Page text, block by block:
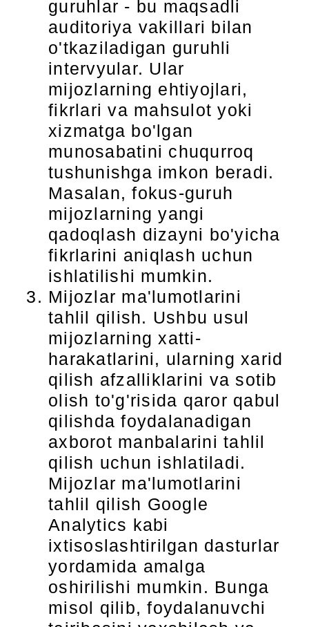
guruhlar - bu maqsadli
auditoriya vakillari bilan
o'tkaziladigan guruhli
intervyular. Ular
mijozlarning ehtiyojlari,
fikrlari va mahsulot yoki
xizmatga bo'lgan
munosabatini chuqurroq
tushunishga imkon beradi.
Masalan, fokus-guruh
mijozlarning yangi
qadoqlash dizayni bo'yicha
fikrlarini aniqlash uchun
ishlatilishi mumkin.
Mijozlar ma'lumotlarini
tahlil qilish. Ushbu usul
mijozlarning xatti-
harakatlarini, ularning xarid
qilish afzalliklarini va sotib
olish to'g'risida qaror qabul
qilishda foydalanadigan
axborot manbalarini tahlil
qilish uchun ishlatiladi.
Mijozlar ma'lumotlarini
tahlil qilish Google
Analytics kabi
ixtisoslashtirilgan dasturlar
yordamida amalga
oshirilishi mumkin. Bunga
misol qilib, foydalanuvchi